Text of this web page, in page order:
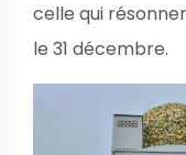
celle qui
le 31 décembre.